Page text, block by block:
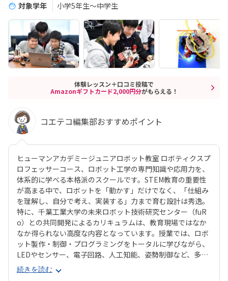
対象学年
小学5年生～中学生
体験レッスン＋口コミ投稿で
Amazonギフトカード2,000円分がもらえる！
コエテコ編集部おすすめポイント
ヒューマンアカデミージュニアロボット教室 ロボティクスプ
ロフェッサーコース、ロボット工学の専門知識や応用力を、
体系的に学べる本格派のスクールです。STEM教育の重要性
が高まる中で、ロボットを「動かす」だけでなく、「仕組み
を理解し、自分で考え、実装する」力まで育む設計は秀逸。
特に、千葉工業大学の未来ロボット技術研究センター（fuR
o）との共同開発によるカリキュラムは、教育現場ではなか
なか得られない高度な内容となっています。授業では、ロボ
ット製作・制御・プログラミングをトータルに学びながら、
LEDやセンサー、電子回路、人工知能、姿勢制御など、多岐
にわたる技術にも触れられます。基礎から応用まで段階的に
学べる3年間のカリキュラムは、小学校高学年～中学生の
続きを読む